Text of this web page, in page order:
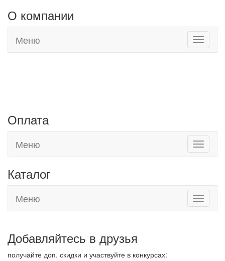
О компании
Toggle
Меню
Оплата
Toggle
Меню
Каталог
Toggle
Меню
Добавляйтесь в друзья
получайте доп. скидки и участвуйте в конкурсах: